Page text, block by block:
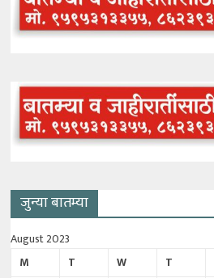
जुन्या बातम्या
August 2023
M
T W T